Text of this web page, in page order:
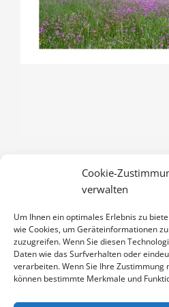
Cookie-
verwalten
Um Ihnen ein optimales Erlebnis zu
wie Cookies, um Geräteinformationen
zuzugreifen. Wenn Sie diesen
Daten wie das Surfverhalten oder
verarbeiten. Wenn Sie Ihre
können bestimmte Merkmale und
Enthält 19% Mwst.
Versand
Klappkarte DIN A6 (105 x 148 mm),
mm) und Umschlag
SOMMERMORGEN